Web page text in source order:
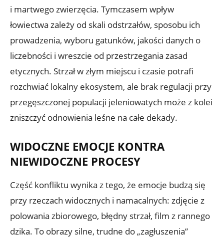
i martwego zwierzęcia. Tymczasem wpływ
łowiectwa zależy od skali odstrzałów, sposobu ich
prowadzenia, wyboru gatunków, jakości danych o
liczebności i wreszcie od przestrzegania zasad
etycznych. Strzał w złym miejscu i czasie potrafi
rozchwiać lokalny ekosystem, ale brak regulacji przy
przegęszczonej populacji jeleniowatych może z kolei
zniszczyć odnowienia leśne na całe dekady.
WIDOCZNE EMOCJE KONTRA
NIEWIDOCZNE PROCESY
Część konfliktu wynika z tego, że emocje budzą się
przy rzeczach widocznych i namacalnych: zdjęcie z
polowania zbiorowego, błędny strzał, film z rannego
dzika. To obrazy silne, trudne do „zagłuszenia”